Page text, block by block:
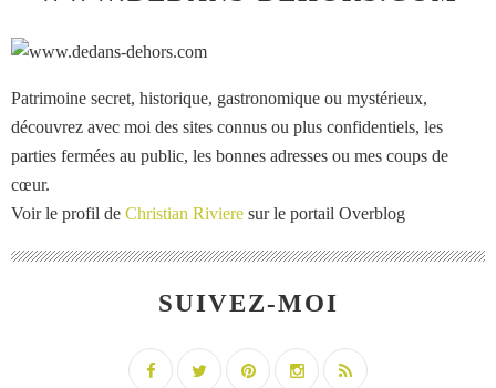
Patrimoine secret, historique, gastronomique ou mystérieux,
découvrez avec moi des sites connus ou plus confidentiels, les
parties fermées au public, les bonnes adresses ou mes coups de
cœur.
Voir le profil de Christian Riviere sur le portail Overblog
SUIVEZ-MOI